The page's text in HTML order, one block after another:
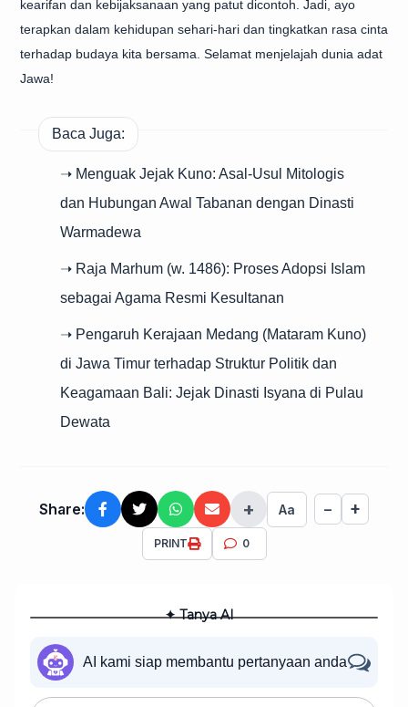
kearifan dan kebijaksanaan yang patut dicontoh. Jadi, ayo
terapkan dalam kehidupan sehari-hari dan tingkatkan rasa cinta
terhadap budaya kita bersama. Selamat menjelajah dunia adat
Jawa!
Baca Juga:
➝ Menguak Jejak Kuno: Asal-Usul Mitologis
dan Hubungan Awal Tabanan dengan Dinasti
Warmadewa
➝ Raja Marhum (w. 1486): Proses Adopsi Islam
sebagai Agama Resmi Kesultanan
➝ Pengaruh Kerajaan Medang (Mataram Kuno)
di Jawa Timur terhadap Struktur Politik dan
Keagamaan Bali: Jejak Dinasti Isyana di Pulau
Dewata
Share: + Aa − +
PRINT 0
✦ Tanya AI
AI kami siap membantu pertanyaan anda